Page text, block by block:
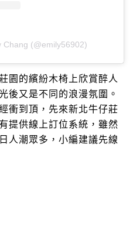
Chang (@emily56902)
園的繽紛木椅上欣賞醉人
後又是不同的浪漫氛圍。
衝到頂，先來新北牛仔莊
提供線上訂位系統，雖然
人潮眾多，小編建議先線